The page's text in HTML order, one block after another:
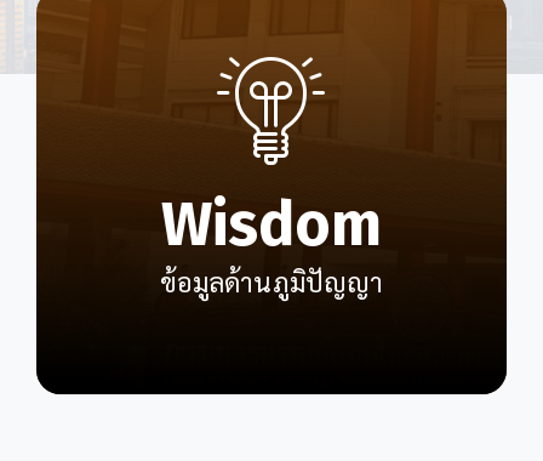
Wisdom
ข้อมูลด้านภูมิปัญญา